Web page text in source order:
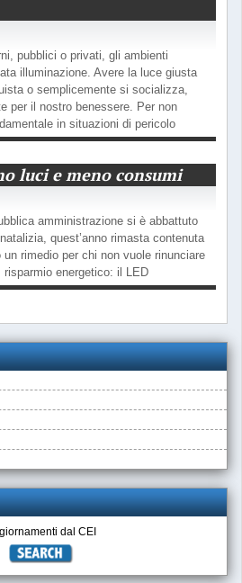
pubblici o privati, gli ambienti
illuminazione. Avere la luce giusta
o semplicemente si socializza,
per il nostro benessere. Per non
in situazioni di pericolo
luci e meno consumi
amministrazione si è abbattuto
quest’anno rimasta contenuta
un rimedio per chi non vuole rinunciare
energetico: il LED
dal CEI